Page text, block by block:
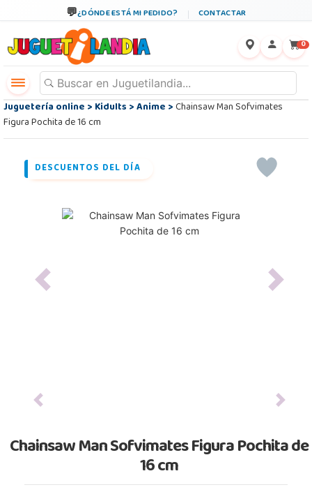
¿DÓNDE ESTÁ MI PEDIDO? CONTACTAR
0
Juguetería online>Kidults>Anime>Chainsaw Man Sofvimates
Figura Pochita de 16 cm
DESCUENTOS DEL DÍA
Previous Next
Previous Next
Chainsaw Man Sofvimates Figura Pochita de
16 cm